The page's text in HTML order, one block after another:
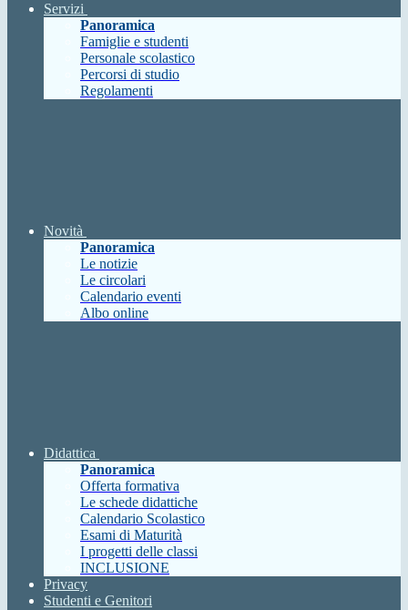
Servizi
Panoramica
Famiglie e studenti
Personale scolastico
Percorsi di studio
Regolamenti
Novità
Panoramica
Le notizie
Le circolari
Calendario eventi
Albo online
Didattica
Panoramica
Offerta formativa
Le schede didattiche
Calendario Scolastico
Esami di Maturità
I progetti delle classi
INCLUSIONE
Privacy
Studenti e Genitori